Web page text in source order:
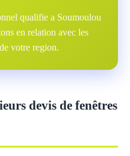
qualifie a Soumoulou
en relation avec les
votre region.
devis de fenêtres